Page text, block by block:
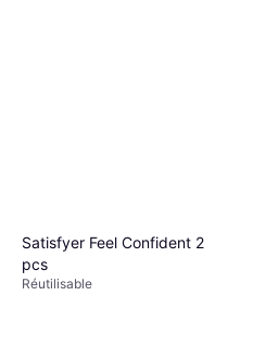
9+ magasins
Satisfyer Feel Confident 2
pcs
Réutilisable